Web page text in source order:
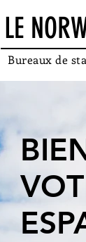
LE
Bureaux de